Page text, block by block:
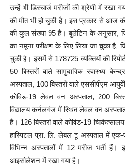
उन्हें भी डिस्चार्ज मरीजों की श्रेणी में
की मौत भी हो चुकी है। इस प्रकार से आज
की कुल संख्या 95 है। बुलेटिन के अनुसार,
का नमूना परीक्षण के लिए लिया जा चुका है,
चुकी है। इसमें से 178725 व्यक्तियों की
50 बिस्तरों वाले सामुदायिक स्वास्थ्य
अस्पताल, 100 बिस्तरों वाले एससीपीएम
कोविड-19 लेवल वन अस्पताल, 200
विद्यालय कर्नलगंज में स्थित लेवल वन अस्पताल
है। 126 बिस्तरों वाले कोविड-19
हास्पिटल प्रा. लि. लेबल टू अस्पताल में एक-
विभिन्न अस्पतालों में 12 मरीज भर्ती हैं।
आइसोलेशन में रखा गया है।